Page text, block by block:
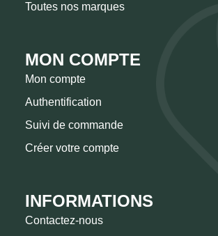
Toutes nos marques
MON COMPTE
Mon compte
Authentification
Suivi de commande
Créer votre compte
INFORMATIONS
Contactez-nous